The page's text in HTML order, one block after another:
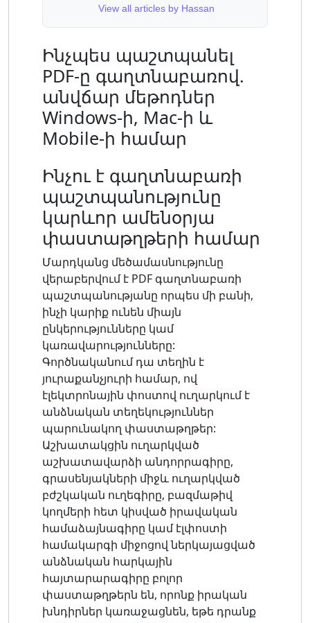
View all articles by Hassan
Ինչպես պաշտպանել
PDF-ը գաղտնաբառով.
անվճար մեթոդներ
Windows-ի, Mac-ի և
Mobile-ի համար
Ինչու է գաղտնաբառի
պաշտպանությունը
կարևոր ամենօրյա
փաստաթղթերի համար
Մարդկանց մեծամասնությունը
վերաբերվում է PDF գաղտնաբառի
պաշտպանությանը որպես մի բանի,
ինչի կարիք ունեն միայն
ընկերությունները կամ
կառավարությունները:
Գործնականում դա տեղին է
յուրաքանչյուրի համար, ով
էլեկտրոնային փոստով ուղարկում է
անձնական տեղեկություններ
պարունակող փաստաթղթեր:
Աշխատակցին ուղարկված
աշխատավարձի անդորրագիրը,
գրասենյակների միջև ուղարկված
բժշկական ուղեգիրը, բազմաթիվ
կողմերի հետ կիսված իրավական
համաձայնագիրը կամ էլփոստի
համակարգի միջոցով ներկայացված
անձնական հարկային
հայտարարագիրը բոլոր
փաստաթղթերն են, որոնք իրական
խնդիրներ կառաջացնեն, եթե դրանք